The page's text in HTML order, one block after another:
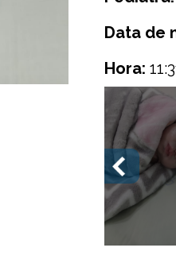
Data de
Hora: